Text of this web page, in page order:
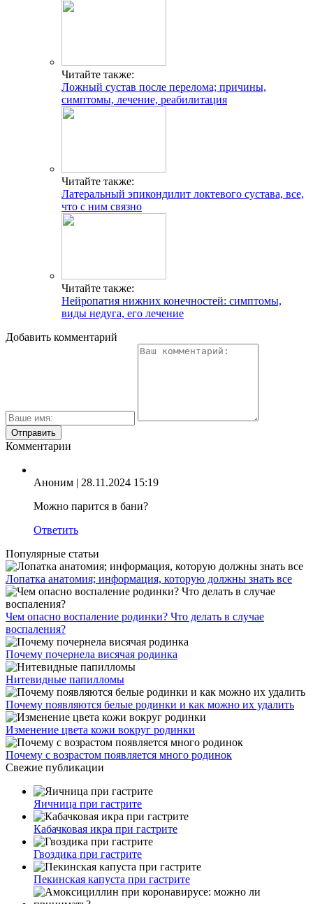
Читайте также:
Ложный сустав после перелома; причины,
симптомы, лечение, реабилитация
Читайте также:
Латеральный эпикондилит локтевого сустава, все,
что с ним связно
Читайте также:
Нейропатия нижних конечностей: симптомы,
виды недуга, его лечение
Добавить комментарий
Комментарии
Аноним
| 28.11.2024 15:19
Можно парится в бани?
Ответить
Популярные статьи
Лопатка анатомия; информация, которую должны знать все
Чем опасно воспаление родинки? Что делать в случае
воспаления?
Почему почернела висячая родинка
Нитевидные папилломы
Почему появляются белые родинки и как можно их удалить
Изменение цвета кожи вокруг родинки
Почему с возрастом появляется много родинок
Свежие публикации
Яичница при гастрите
Кабачковая икра при гастрите
Гвоздика при гастрите
Пекинская капуста при гастрите